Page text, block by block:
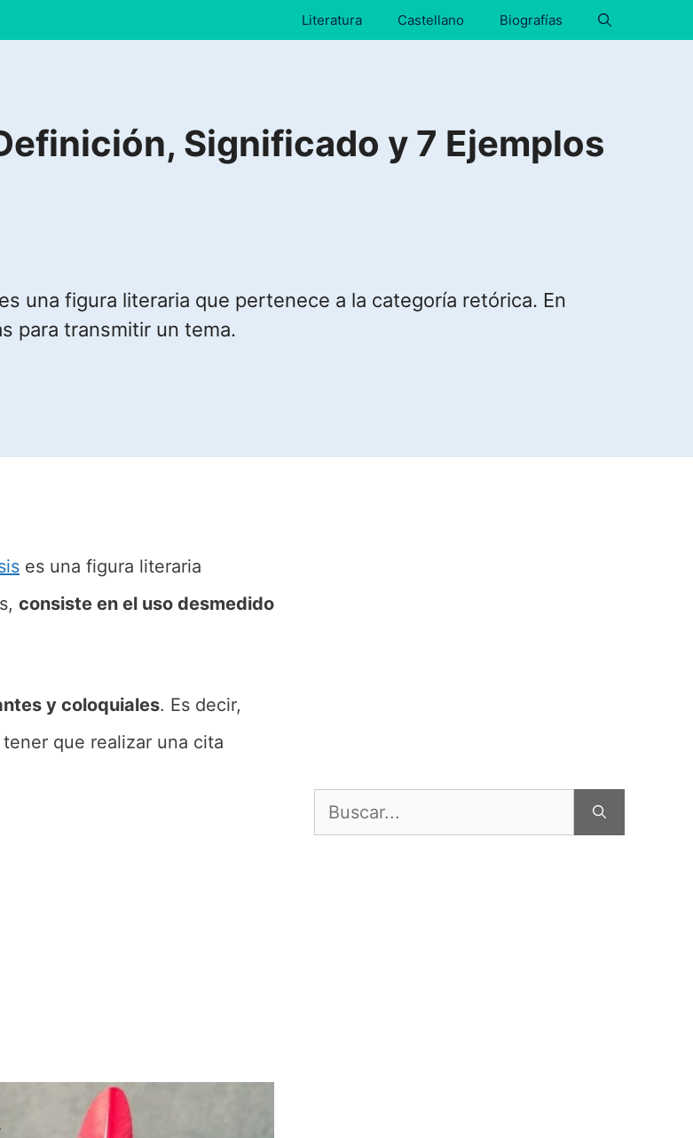
Literatura Castellano Biografías
Significado y 7 Ejemplos
una figura literaria que pertenece a la categoría retórica. En
para transmitir un tema.
es una figura literaria
consiste en el uso desmedido
y coloquiales. Es decir,
que realizar una cita
Buscar: